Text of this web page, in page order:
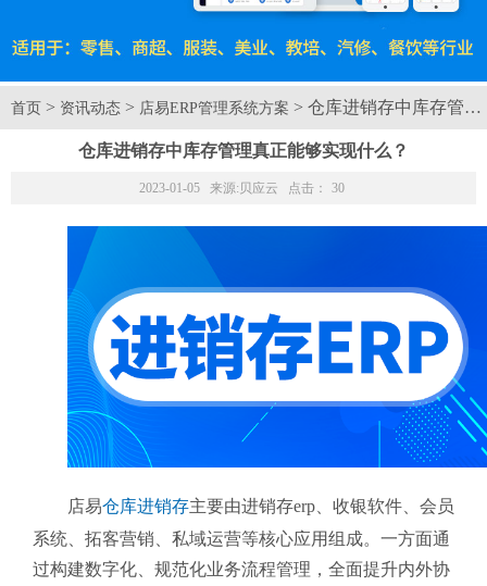
首页 > 资讯动态 > 店易ERP管理系统方案 > 仓库进销存中库存管
仓库进销存中库存管理真正能够实现什么？
2023-01-05 来源: 贝应云 点击： 30
店易仓库进销存主要由进销存erp、收银软件、会员
系统、拓客营销、私域运营等核心应用组成。一方面通
过构建数字化、规范化业务流程管理，全面提升内外协